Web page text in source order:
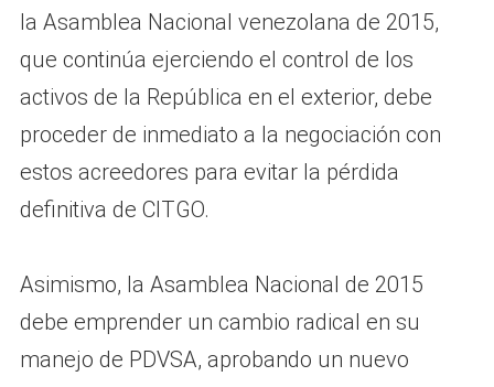
la Asamblea Nacional venezolana de 2015,
que continúa ejerciendo el control de los
activos de la República en el exterior, debe
proceder de inmediato a la negociación con
estos acreedores para evitar la pérdida
definitiva de CITGO.
Asimismo, la Asamblea Nacional de 2015
debe emprender un cambio radical en su
manejo de PDVSA, aprobando un nuevo